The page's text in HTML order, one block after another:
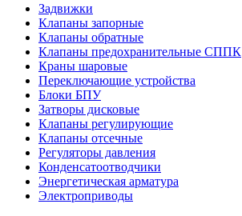
Задвижки
Клапаны запорные
Клапаны обратные
Клапаны предохранительные СППК
Краны шаровые
Переключающие устройства
Блоки БПУ
Затворы дисковые
Клапаны регулирующие
Клапаны отсечные
Регуляторы давления
Конденсатоотводчики
Энергетическая арматура
Электроприводы